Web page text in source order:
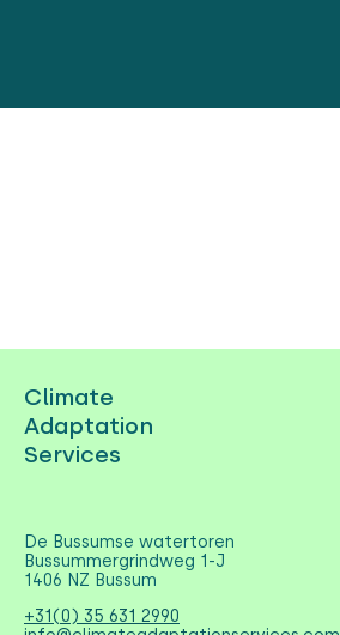
Climate
Adaptation
Services
De Bussumse watertoren
Bussummergrindweg 1-J
1406 NZ Bussum
+31(0) 35 631 2990